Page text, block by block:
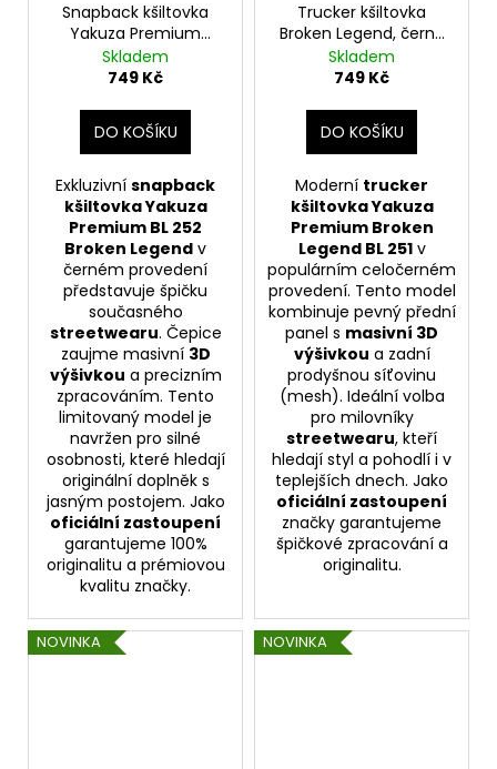
Snapback kšiltovka
Yakuza Premium
Broken Legend BL 252
černá
Skladem
749 Kč
DO KOŠÍKU
Exkluzivní snapback
kšiltovka Yakuza
Premium BL 252
Broken Legend v
černém provedení
představuje špičku
současného
streetwearu. Čepice
zaujme masivní 3D
výšivkou a precizním
zpracováním. Tento
limitovaný model je
navržen pro silné
osobnosti, které hledají
originální doplněk s
jasným postojem. Jako
oficiální zastoupení
garantujeme 100%
originalitu a prémiovou
kvalitu značky.
Trucker kšiltovka
Broken Legend, černá
se síťkou
Skladem
749 Kč
DO KOŠÍKU
Moderní trucker
kšiltovka Yakuza
Premium Broken
Legend BL 251v
populárním celočerném
provedení. Tento model
kombinuje pevný přední
panel s masivní 3D
výšivkou a zadní
prodyšnou síťovinu
(mesh). Ideální volba
pro milovníky
streetwearu, kteří
hledají styl a pohodlí i v
teplejších dnech. Jako
oficiální zastoupení
značky garantujeme
špičkové zpracování a
originalitu.
NOVINKA NOVINKA